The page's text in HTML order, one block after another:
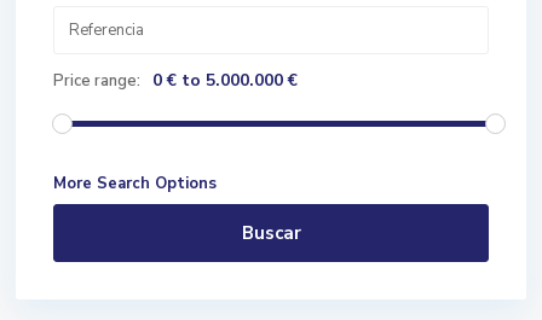
Price range: 0 € to 5.000.000 €
More Search Options
Buscar